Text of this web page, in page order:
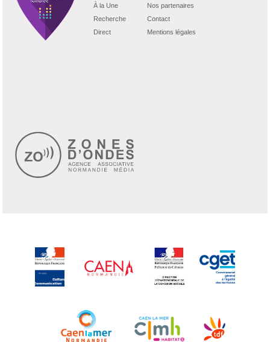
À la Une
Recherche
Direct
Nos partenaires
Contact
Mentions légales